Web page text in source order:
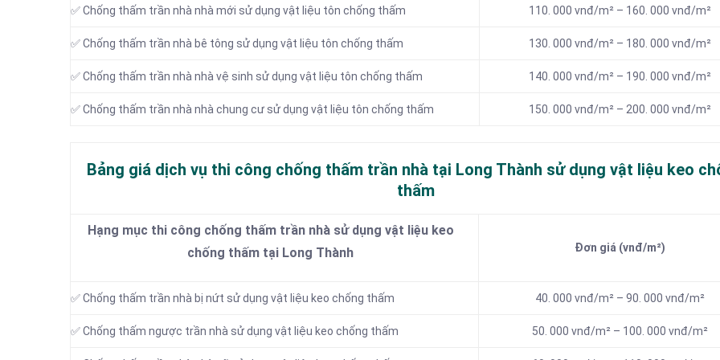
✅ Chống thấm trần nhà nhà mới sử dụng vật liệu tôn chống thấm 110. 000 vnđ/m² – 160. 000 vnđ/m²
✅ Chống thấm trần nhà bê tông sử dụng vật liệu tôn chống thấm 130. 000 vnđ/m² – 180. 000 vnđ/m²
✅ Chống thấm trần nhà nhà vệ sinh sử dụng vật liệu tôn chống thấm 140. 000 vnđ/m² – 190. 000 vnđ/m²
✅ Chống thấm trần nhà nhà chung cư sử dụng vật liệu tôn chống thấm 150. 000 vnđ/m² – 200. 000 vnđ/m²
Bảng giá dịch vụ thi công chống thấm trần nhà tại Long Thành sử dụng vật liệu keo
thấm
Hạng mục thi công chống thấm trần nhà sử dụng vật liệu keo
chống thấm tại Long Thành
Đơn giá (vnđ/m²)
✅ Chống thấm trần nhà bị nứt sử dụng vật liệu keo chống thấm 40. 000 vnđ/m² – 90. 000 vnđ/m²
✅ Chống thấm ngược trần nhà sử dụng vật liệu keo chống thấm 50. 000 vnđ/m² – 100. 000 vnđ/m²